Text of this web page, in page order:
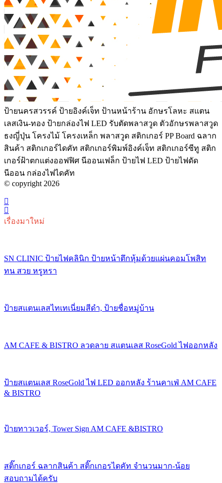
ป้ายนครสวรรค์ ป้ายอิงค์เจ็ท ป้านหน้าร้าน อักษรโลหะ สแตน
เลสเงิน-ทอง ป้ายกล่องไฟ LED รับตัดพลาสวูด ตัวอักษรพลาสวูด
ธงญี่ปุ่น โครงไม้ โครงเหล็ก พลาสวูด สติกเกอร์ PP Board ฉลาก
สินค้า สติกเกอร์ไดคัท สติกเกอร์พิมพ์อิงค์เจ็ท สติกเกอร์ซีทู สติก
เกอร์ฝ้าตกแต่งออฟฟิศ นีออนเฟล็ก ป้ายไฟ LED ป้ายไฟดัด
นีออน กล่องไฟไดคัท
© copyright 2026
เรื่องมาใหม่
SN CLINIC ป้ายไฟคลินิก ป้ายหน้าตึกหุ้มด้วยแผ่นคอมโพสิท
ทน สวย หรูหรา
ป้ายสแตนเลสไทเทเนี่ยมสีดำ, ป้ายชื่อหมู่บ้าน
AM CAFE & BISTRO ลวดลาย สแตนเลส RoseGold ไฟออกหลัง
ป้ายสแตนเลส RoseGold ไฟ LED ออกหลัง ร้านคาเฟ่ AM CAFE
& BISTRO
ป้ายทาวเวอร์, Tower Sign AM CAFE &BISTRO
สติ๊กเกอร์ ฉลากสินค้า สติ๊กเกอรไดคัท จำนวนมาก-น้อย
สอบถามได้ครับ